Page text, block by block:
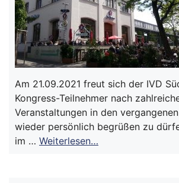
Am 21.09.2021 freut sich der IVD
Kongress-Teilnehmer nach
Veranstaltungen in den
wieder persönlich begrüßen zu
im … Weiterlesen…